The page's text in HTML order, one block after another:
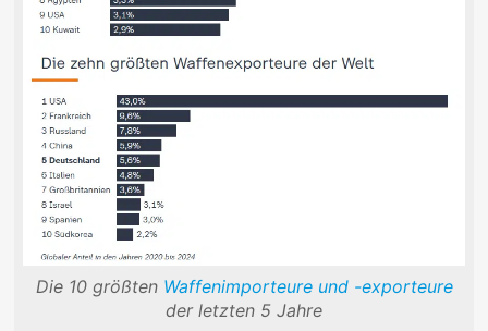
Die 10 größten Waffenimporteure und -exporteure
der letzten 5 Jahre